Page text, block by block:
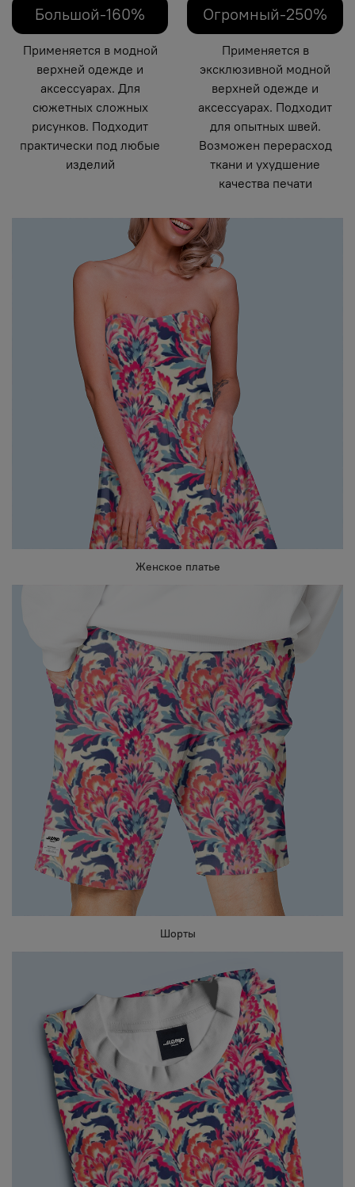
Большой-160%
Применяется в модной
верхней одежде и
аксессуарах. Для
сюжетных сложных
рисунков. Подходит
практически под любые
изделий
Огромный-250%
Применяется в
эксклюзивной модной
верхней одежде и
аксессуарах. Подходит
для опытных швей.
Возможен перерасход
ткани и ухудшение
качества печати
Женское платье
Шорты